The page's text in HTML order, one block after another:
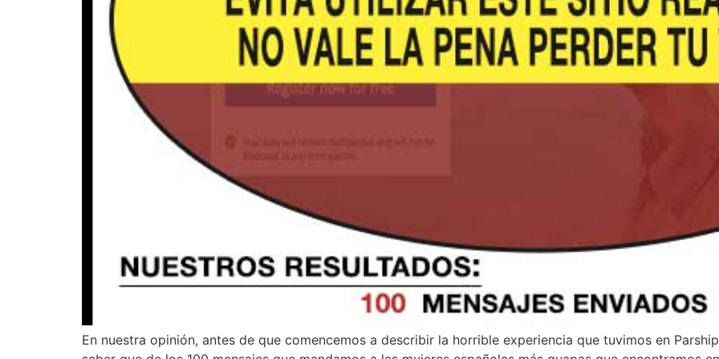
En nuestra opinión, antes de que comencemos a describir la horrible experiencia que tuvimos en